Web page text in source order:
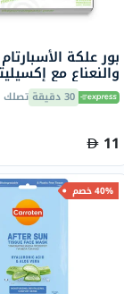
بور علكة
والنعناع مع
من السكر 9 قطع
30 دقيقة
11
40% خصم